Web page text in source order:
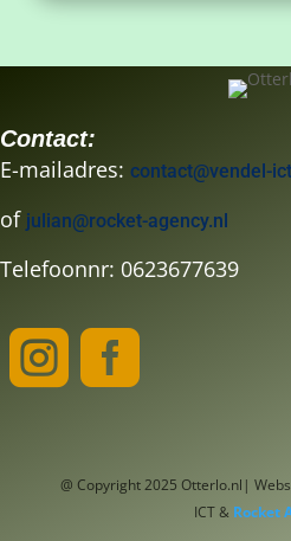
Contact:
E-mailadres: contact@vendel-
of julian@rocket-agency.nl
Telefoonnr: 0623677639
 
@ Copyright 2025 Otterlo.nl|
ICT & Rocket